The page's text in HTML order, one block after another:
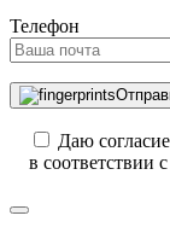
Телефон
Даю
в соответствии